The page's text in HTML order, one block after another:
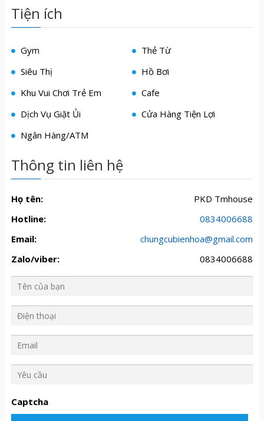
Tiện ích
Gym
Thẻ Từ
Siêu Thị
Hồ Bơi
Khu Vui Chơi Trẻ Em
Cafe
Dịch Vụ Giặt Ủi
Cửa Hàng Tiện Lợi
Ngân Hàng/ATM
Thông tin liên hệ
Họ tên:
PKD Tmhouse
Hotline:
0834006688
Email:
chungcubienhoa@gmail.com
Zalo/viber:
0834006688
c
ầ
Captcha